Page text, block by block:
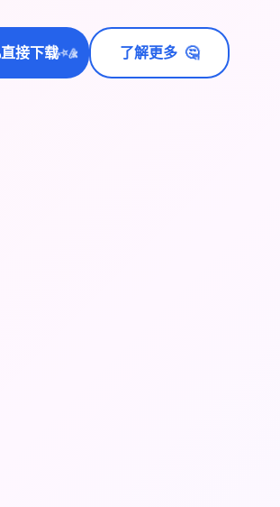
直接下载
✨⭐💫 了解更多 🤔